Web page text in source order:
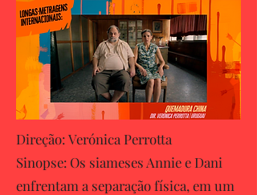
Direção: Verónica Perrotta
Sinopse: Os siameses Annie e Dani
enfrentam a separação física, em um